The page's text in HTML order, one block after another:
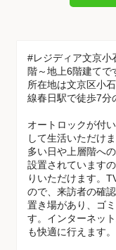
#レジディア文京小
階～地上6階建てで
所在地は文京区小
線春日駅で徒歩7分
オートロックが付
して生活いただけ
多い日や上層階へ
設置されています
りいただけます。
ので、来訪者の確
置き場があり、ゴ
す。インターネッ
も快適に行えます。